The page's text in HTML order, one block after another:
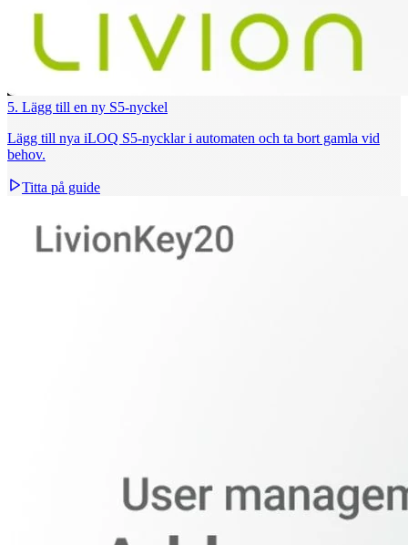
5. Lägg till en ny S5‑nyckel
Lägg till nya iLOQ S5‑nycklar i automaten och ta bort gamla vid
behov.
Titta på guide